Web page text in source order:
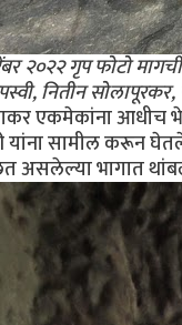
२०२२ गृप फोटो
नितीन
एकमेकांना आधीच
यांना सामील करून
असलेल्या भागात